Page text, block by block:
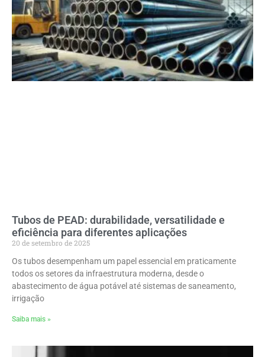
Tubos de PEAD: durabilidade, versatilidade e
eficiência para diferentes aplicações
20 de setembro de 2025
Os tubos desempenham um papel essencial em praticamente
todos os setores da infraestrutura moderna, desde o
abastecimento de água potável até sistemas de saneamento,
irrigação
Saiba mais »